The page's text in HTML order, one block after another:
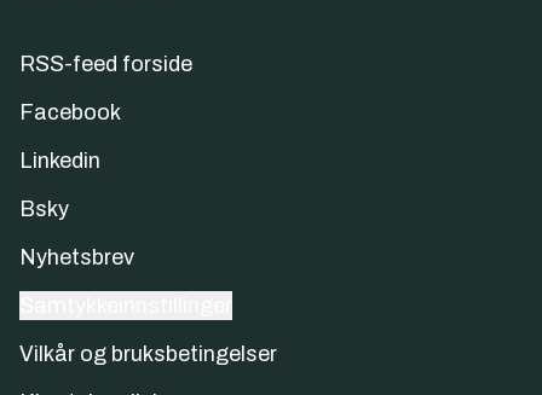
RSS-feed forside
Facebook
Linkedin
Bsky
Nyhetsbrev
Vilkår og bruksbetingelser